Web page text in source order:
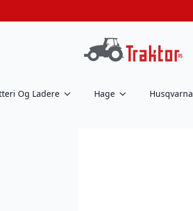
Og Ladere Hage Husqvarna